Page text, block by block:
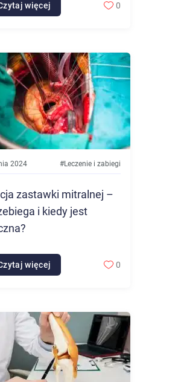
więcej 0
2024 #Leczenie i zabiegi
zastawki mitralnej –
i kiedy jest
więcej 0